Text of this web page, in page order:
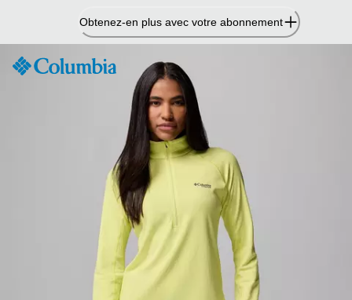
contenu
Obtenez-en plus avec votre abonnement